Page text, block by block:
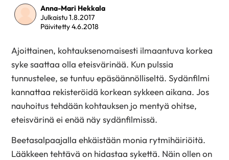
Anna-Mari Hekkala
Julkaistu 1.8.2017
Päivitetty 4.6.2018
Ajoittainen, kohtauksenomaisesti ilmaantuva korkea
syke saattaa olla eteisvärinää. Kun pulssia
tunnustelee, se tuntuu epäsäännölliseltä. Sydänfilmi
kannattaa rekisteröidä korkean sykkeen aikana. Jos
nauhoitus tehdään kohtauksen jo mentyä ohitse,
eteisvärinä ei enää näy sydänfilmissä.
Beetasalpaajalla ehkäistään monia rytmihäiriöitä.
Lääkkeen tehtävä on hidastaa sykettä. Näin ollen on